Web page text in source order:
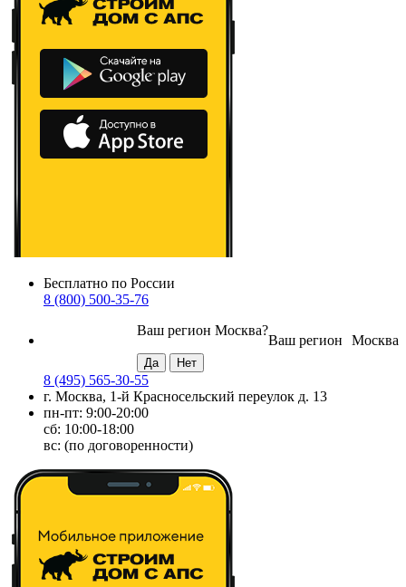
Бесплатно по России
8 (800) 500-35-76
Москва
Ваш регион
Ваш регион Москва?
8 (495) 565-30-55
г. Москва, 1-й Красносельский переулок д. 13
пн-пт: 9:00-20:00
сб: 10:00-18:00
вс: (по договоренности)